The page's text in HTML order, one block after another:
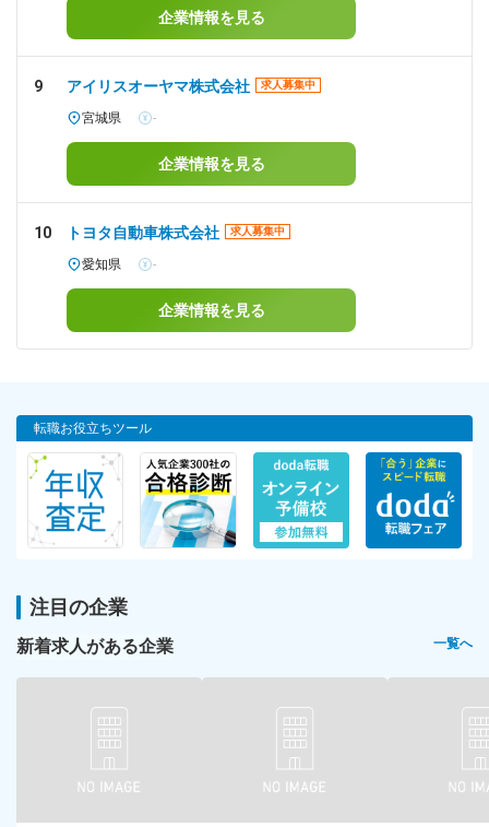
企業情報を見る
9 アイリスオーヤマ株式会社 求人募集中
宮城県 -
企業情報を見る
10 トヨタ自動車株式会社 求人募集中
愛知県 -
企業情報を見る
転職お役立ちツール
注目の企業
新着求人がある企業 一覧へ